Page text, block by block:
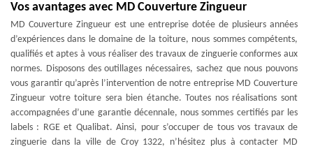
Vos avantages avec MD Couverture Zingueur
MD Couverture Zingueur est une entreprise dotée de plusieurs années
d’expériences dans le domaine de la toiture, nous sommes compétents,
qualifiés et aptes à vous réaliser des travaux de zinguerie conformes aux
normes. Disposons des outillages nécessaires, sachez que nous pouvons
vous garantir qu’après l’intervention de notre entreprise MD Couverture
Zingueur votre toiture sera bien étanche. Toutes nos réalisations sont
accompagnées d’une garantie décennale, nous sommes certifiés par les
labels : RGE et Qualibat. Ainsi, pour s’occuper de tous vos travaux de
zinguerie dans la ville de Croy 1322, n’hésitez plus à contacter MD